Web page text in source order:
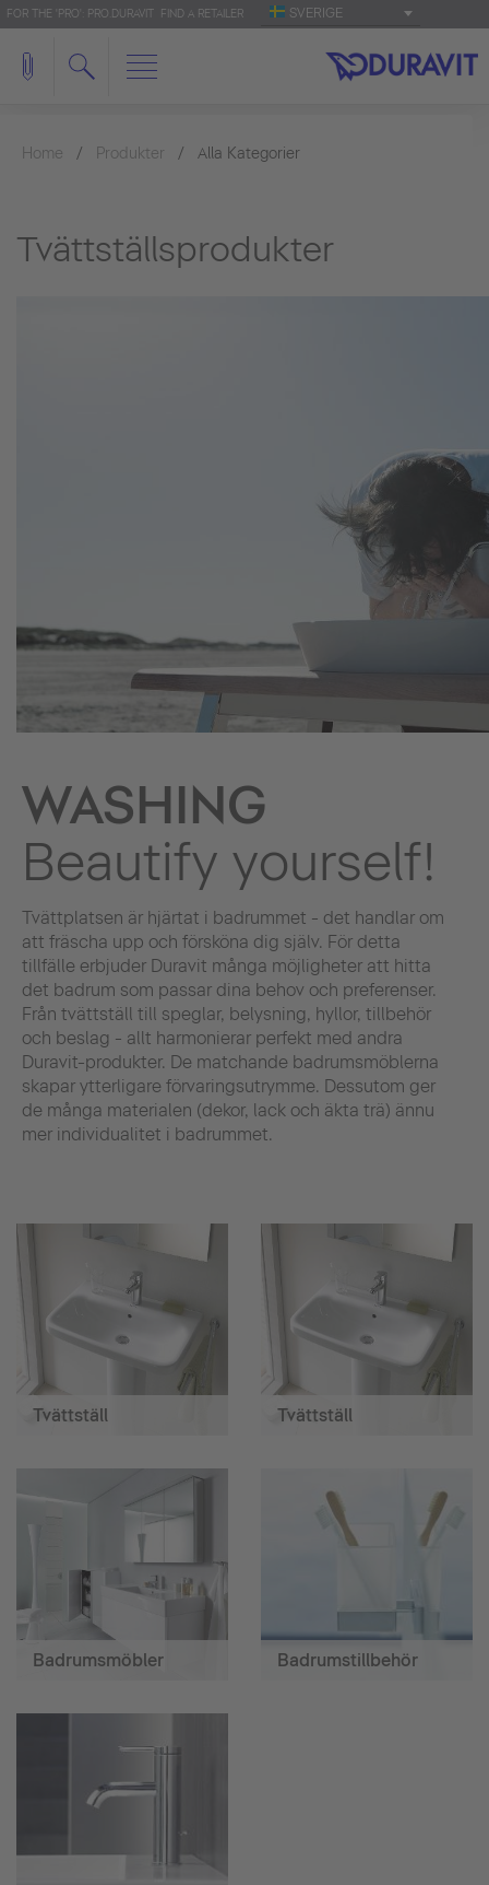
FOR THE 'PRO': PRO.DURAVIT FIND A RETAILER SVERIGE
Home Produkter Alla Kategorier
Tvättställsprodukter
WASHING
Beautify yourself!
Tvättplatsen är hjärtat i badrummet - det handlar om
att fräscha upp och försköna dig själv. För detta
tillfälle erbjuder Duravit många möjligheter att hitta
det badrum som passar dina behov och preferenser.
Från tvättställ till speglar, belysning, hyllor, tillbehör
och beslag - allt harmonierar perfekt med andra
Duravit-produkter. De matchande badrumsmöblerna
skapar ytterligare förvaringsutrymme. Dessutom ger
de många materialen (dekor, lack och äkta trä) ännu
mer individualitet i badrummet.
Tvättställ Tvättställ
Badrumsmöbler Badrumstillbehör